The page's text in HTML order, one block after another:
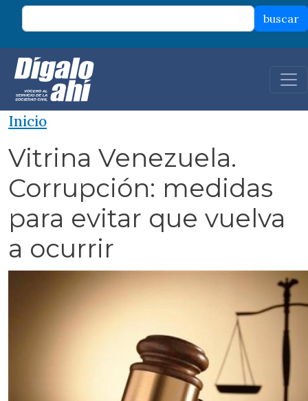
Pasar al contenido principal
buscar
Inicio
Vitrina Venezuela.
Corrupción: medidas
para evitar que vuelva
a ocurrir